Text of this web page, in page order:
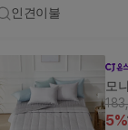
인견이불
모
5%